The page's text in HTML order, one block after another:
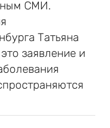
СМИ.
Татьяна
заявление и